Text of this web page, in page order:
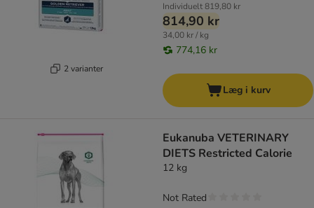
2 varianter
Individuelt819,80 kr
814,90 kr
34,00 kr / kg
774,16 kr
Læg i kurv
Eukanuba VETERINARY
DIETS Restricted Calorie
12 kg
Not Rated